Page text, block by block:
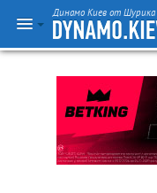
Динамо Киев от Шурика